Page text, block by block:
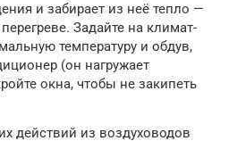
и забирает из неё тепло —
Задайте на климат-
температуру и обдув,
(он нагружает
окна, чтобы не закипеть
действий из воздуховодов